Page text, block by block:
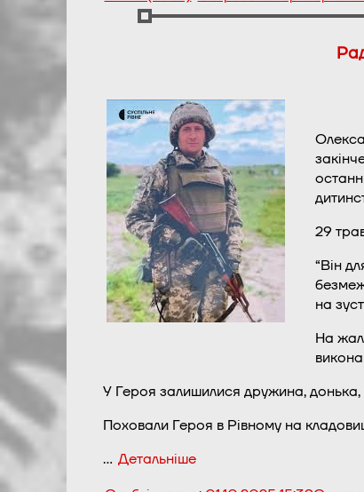
29
“Він
на
На
У Героя залишилися дружина, донька,
Поховали Героя в Рівному на
… Детальніше